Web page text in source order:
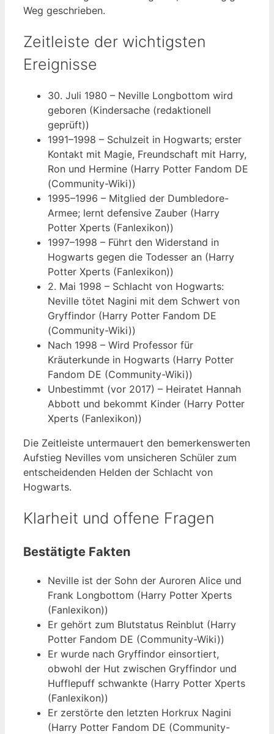
Weg geschrieben.
Zeitleiste der wichtigsten
Ereignisse
30. Juli 1980 – Neville Longbottom wird
geboren (Kindersache (redaktionell
geprüft))
1991–1998 – Schulzeit in Hogwarts; erster
Kontakt mit Magie, Freundschaft mit Harry,
Ron und Hermine (Harry Potter Fandom DE
(Community-Wiki))
1995–1996 – Mitglied der Dumbledore-
Armee; lernt defensive Zauber (Harry
Potter Xperts (Fanlexikon))
1997–1998 – Führt den Widerstand in
Hogwarts gegen die Todesser an (Harry
Potter Xperts (Fanlexikon))
2. Mai 1998 – Schlacht von Hogwarts:
Neville tötet Nagini mit dem Schwert von
Gryffindor (Harry Potter Fandom DE
(Community-Wiki))
Nach 1998 – Wird Professor für
Kräuterkunde in Hogwarts (Harry Potter
Fandom DE (Community-Wiki))
Unbestimmt (vor 2017) – Heiratet Hannah
Abbott und bekommt Kinder (Harry Potter
Xperts (Fanlexikon))
Die Zeitleiste untermauert den bemerkenswerten
Aufstieg Nevilles vom unsicheren Schüler zum
entscheidenden Helden der Schlacht von
Hogwarts.
Klarheit und offene Fragen
Bestätigte Fakten
Neville ist der Sohn der Auroren Alice und
Frank Longbottom (Harry Potter Xperts
(Fanlexikon))
Er gehört zum Blutstatus Reinblut (Harry
Potter Fandom DE (Community-Wiki))
Er wurde nach Gryffindor einsortiert,
obwohl der Hut zwischen Gryffindor und
Hufflepuff schwankte (Harry Potter Xperts
(Fanlexikon))
Er zerstörte den letzten Horkrux Nagini
(Harry Potter Fandom DE (Community-